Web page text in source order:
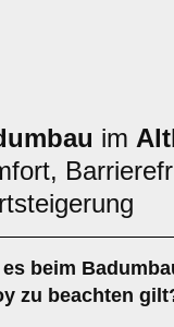
im
es beim
zu beachten